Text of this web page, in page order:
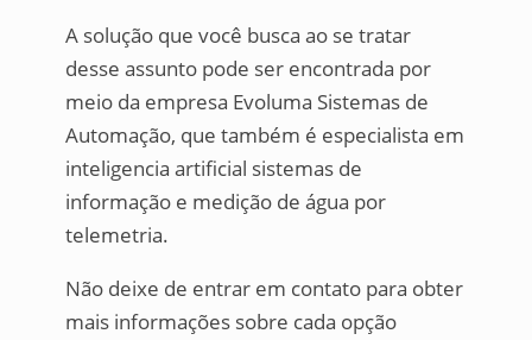
A solução que você busca ao se tratar
desse assunto pode ser encontrada por
meio da empresa Evoluma Sistemas de
Automação, que também é especialista em
inteligencia artificial sistemas de
informação e medição de água por
telemetria.
Não deixe de entrar em contato para obter
mais informações sobre cada opção